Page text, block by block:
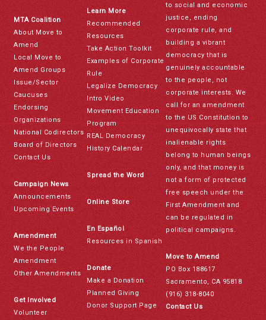
MTA Coalition
About Move to
Amend
Local Move to
Amend Groups
Issue/Sector
Caucuses
Endorsing
Organizations
National Codirectors
Board of Directors
Contact Us
Campaign News
Announcements
Upcoming Events
Amendment
We the People
Amendment
Other Amendments
Get Involved
Volunteer
Learn More
Recommended
Resources
Take Action Toolkit
Examples of Corporate
Rule
Legalize Democracy
Intro Video
Movement Education
Program
REAL Democracy
History Calendar
Spread the Word
Online Store
En Español
Resources in Spanish
Donate
Make a Donation
Planned Giving
Donor Support Page
to social and economic
justice, ending
corporate rule, and
building a vibrant
democracy that is
genuinely accountable
to the people, not
corporate interests. We
call for an amendment
to the US Constitution to
unequivocally state that
inalienable rights
belong to human beings
only, and that money is
not a form of protected
free speech under the
First Amendment and
can be regulated in
political campaigns.
Move to Amend
PO Box 188617
Sacramento, CA 95818
(916) 318-8040
Contact Us